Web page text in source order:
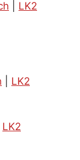
LK2
LK2
LK2